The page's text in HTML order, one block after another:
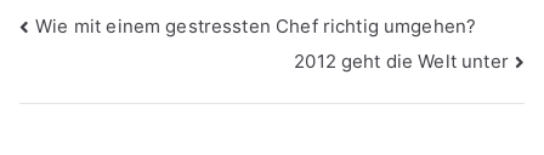
Beitragsnavigation
Wie mit einem gestressten Chef richtig umgehen?
2012 geht die Welt unter